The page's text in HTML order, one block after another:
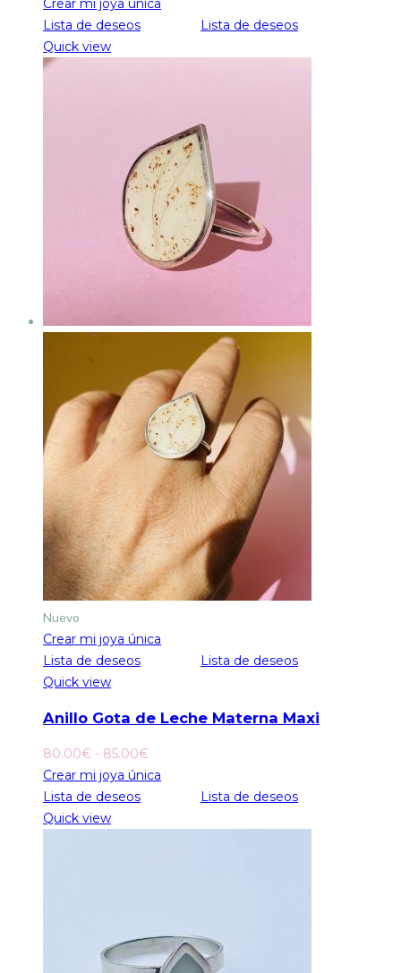
Lista de deseos
Lista de deseos
Quick view
Nuevo
Crear mi joya única
Lista de deseos
Lista de deseos
Quick view
Anillo Gota de Leche Materna Maxi
80.00€ - 85.00€Rango
de
Crear mi joya única
Lista de deseos
Lista de deseos
Quick view